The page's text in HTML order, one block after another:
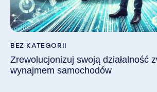
BEZ KATEGORII
Zrewolucjonizuj swoją działalność
wynajmem samochodów